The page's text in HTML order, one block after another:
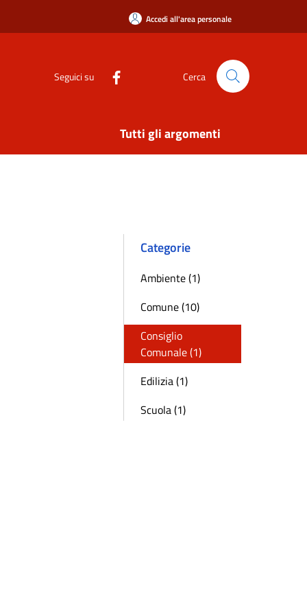
Accedi all'area personale
Seguici su Cerca
Tutti gli argomenti
Categorie
Ambiente (1)
Comune (10)
Consiglio
Comunale (1)
Edilizia (1)
Scuola (1)